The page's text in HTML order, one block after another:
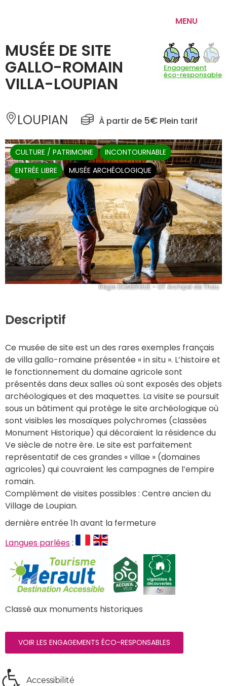
MENU
MUSÉE DE SITE
GALLO-ROMAIN
VILLA-LOUPIAN
Engagement
éco-responsable
LOUPIAN À partir de 5€ Plein tarif
Régis DOMERGUE – OT Archipel de Thau
CULTURE / PATRIMOINE
INCONTOURNABLE
ENTRÉE LIBRE
MUSÉE ARCHÉOLOGIQUE
Descriptif
Ce musée de site est un des rares exemples français
de villa gallo-romaine présentée « in situ ». L’histoire et
le fonctionnement du domaine agricole sont
présentés dans deux salles où sont exposés des objets
archéologiques et des maquettes. La visite se poursuit
sous un bâtiment qui protège le site archéologique où
sont visibles les mosaïques polychromes (classées
Monument Historique) qui décoraient la résidence du
Ve siècle de notre ère. Le site est parfaitement
représentatif de ces grandes « villae » (domaines
agricoles) qui couvraient les campagnes de l’empire
romain.
Complément de visites possibles : Centre ancien du
Village de Loupian.
dernière entrée 1h avant la fermeture
Langues parlées :
Classé aux monuments historiques
VOIR LES ENGAGEMENTS ÉCO-RESPONSABLES
Accessibilité